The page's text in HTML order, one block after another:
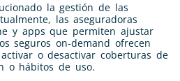
la gestión de las
las aseguradoras
y apps que permiten ajustar
seguros on-demand ofrecen
o desactivar coberturas de
o hábitos de uso.